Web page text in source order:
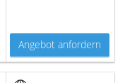
Angebot anfordern